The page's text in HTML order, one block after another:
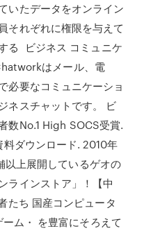
いたデータをオンライン
それぞれに権限を与えて
る ビジネス コミュニケ
はメール、電
必要なコミュニケーショ
ネスチャットです。 ビ
数No.1 High SOCS受賞.
ダウンロード. 2010年
以上展開しているゲオの
ラインストア」！【中
たち 国産コンピュータ
ム・ を豊富にそろえて